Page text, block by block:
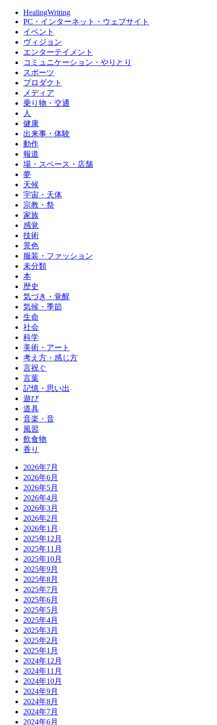
HealingWriting
PC・インターネット・ウェブサイト
イベント
ヴィジョン
エンターテイメント
コミュニケーション・やりとり
スポーツ
プロダクト
メディア
乗り物・交通
人
健康
出来事・体験
動作
報道
場・スペース・店舗
夢
天候
宇宙・天体
宗教・祭
家族
感覚
技術
景色
服装・ファッション
未分類
本
歴史
気づき・覚醒
気候・季節
生命
社会
科学
美術・アート
考え方・感じ方
言祝ぐ
言葉
記憶・思い出
遊び
道具
音楽・音
風習
飲食物
香り
2026年7月
2026年6月
2026年5月
2026年4月
2026年3月
2026年2月
2026年1月
2025年12月
2025年11月
2025年10月
2025年9月
2025年8月
2025年7月
2025年6月
2025年5月
2025年4月
2025年3月
2025年2月
2025年1月
2024年12月
2024年11月
2024年10月
2024年9月
2024年8月
2024年7月
2024年6月